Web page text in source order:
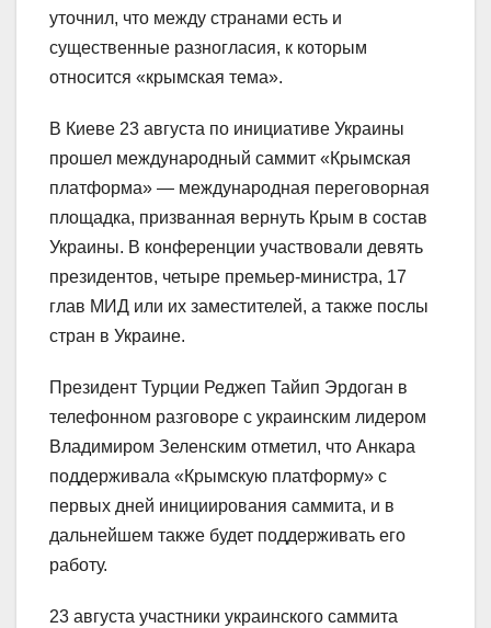
уточнил, что между странами есть и
существенные разногласия, к которым
относится «крымская тема».
В Киеве 23 августа по инициативе Украины
прошел международный саммит «Крымская
платформа» — международная переговорная
площадка, призванная вернуть Крым в состав
Украины. В конференции участвовали девять
президентов, четыре премьер-министра, 17
глав МИД или их заместителей, а также послы
стран в Украине.
Президент Турции Реджеп Тайип Эрдоган в
телефонном разговоре с украинским лидером
Владимиром Зеленским отметил, что Анкара
поддерживала «Крымскую платформу» с
первых дней инициирования саммита, и в
дальнейшем также будет поддерживать его
работу.
23 августа участники украинского саммита